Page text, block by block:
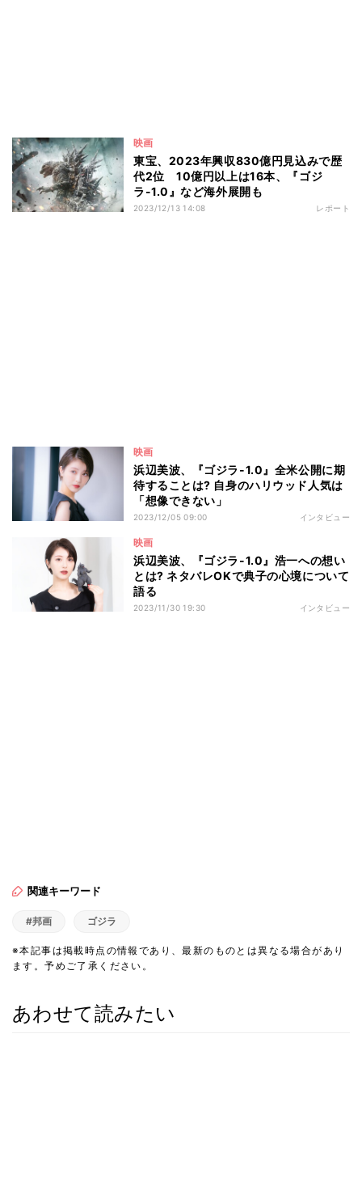
映画
東宝、2023年興収830億円見込みで歴
代2位 10億円以上は16本、『ゴジ
ラ-1.0』など海外展開も
2023/12/13 14:08 レポート
映画
浜辺美波、『ゴジラ-1.0』全米公開に期
待することは? 自身のハリウッド人気は
「想像できない」
2023/12/05 09:00 インタビュー
映画
浜辺美波、『ゴジラ-1.0』浩一への想い
とは? ネタバレOKで典子の心境について
語る
2023/11/30 19:30 インタビュー
関連キーワード
#邦画 ゴジラ
※本記事は掲載時点の情報であり、最新のものとは異なる場合があり
ます。予めご了承ください。
あわせて読みたい